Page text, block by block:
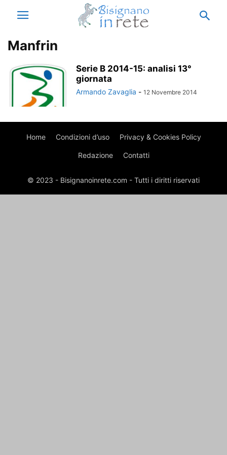
Manfrin
Serie B 2014-15: analisi 13°
giornata
Armando Zavaglia - 12 Novembre 2014
Home Condizioni d’uso Privacy & Cookies Policy
Redazione Contatti
© 2023 - Bisignanoinrete.com - Tutti i diritti riservati